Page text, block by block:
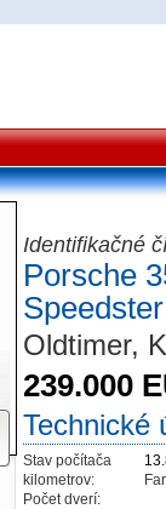
Identifikačné
Porsche
Speedster
Oldtimer,
239.000
Technické
Stav počítača
kilometrov:
Počet dverí: